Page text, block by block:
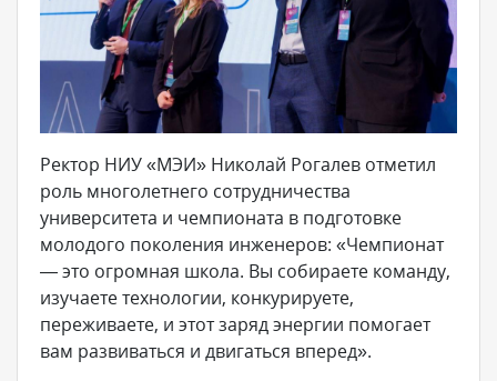
Ректор НИУ «МЭИ» Николай Рогалев отметил
роль многолетнего сотрудничества
университета и чемпионата в подготовке
молодого поколения инженеров: «Чемпионат
— это огромная школа. Вы собираете команду,
изучаете технологии, конкурируете,
переживаете, и этот заряд энергии помогает
вам развиваться и двигаться вперед».